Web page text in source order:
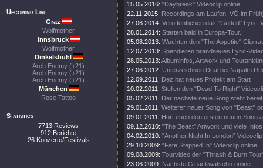
Upcoming Live
Graz
Wolfmother
Innsbruck
Wolfmother
Dinkelsbühl
Arch Enemy (+21)
Arch Enemy (+21)
Arch Enemy (+21)
München
Rose Tattoo
Statistics
7713 Reviews
912 Berichte
26 Konzerte/Festivals
15.05.2016: "Daybreak" Videoclip online
22.11.2015: Recordings am Laufen, VÖ im
27.06.2014: Veröffentlichen das "Gutted" Lyric-
28.01.2014: Starten bald in Europa-Tour.
05.08.2013: Wuchten den "The Appetite" Clip
12.07.2013: Spendieren brandneues Lyric-
28.05.2013: Albuminfos, Artwork und
27.06.2012: Unterzeichnen Deal bei Napalm
12.09.2011: Dez hat neues Projekt am Start
10.02.2011: Stellen den "Dead To Right"
05.02.2011: Der nächste neue Song steht
29.01.2011: Weiterer neuer Song von "Beast"
09.01.2011: Hört euch den ersten neuen Song
09.12.2010: "The Beast" Artwork und viele
04.02.2010: "Another Night In London"
29.10.2009: "Fate Stepped In" Videoclip online.
09.08.2009: Tourvideo der "Thrash & Burn
23.06.2009: Nächste G’nackwatschn online.